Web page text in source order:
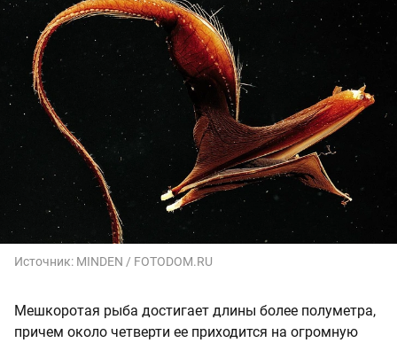
Источник: MINDEN / FOTODOM.RU
Мешкоротая рыба достигает длины более полуметра,
причем около четверти ее приходится на огромную